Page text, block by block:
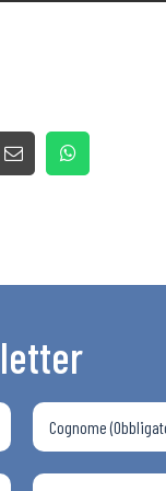
Chi Siamo